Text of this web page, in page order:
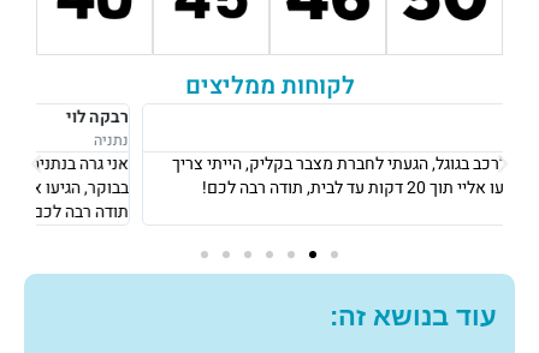
לקוחות ממליצים
אני גרה בנתניה, אני פשוט הייתי חייבת מצבר כדי לצאת לעבודה ב8
בבוקר, הגיעו אליי תוך 10 דקות והחליפו לי מצבר עם מחיר מאוד הוגן!
עוד בנושא זה: